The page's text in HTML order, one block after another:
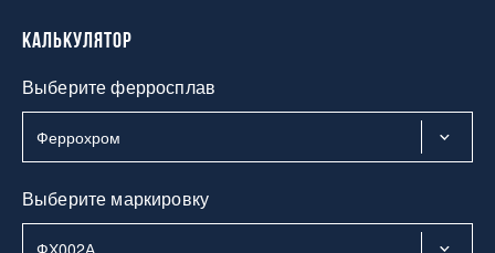
Калькулятор
Выберите ферросплав
Выберите маркировку